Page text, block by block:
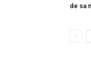
de sa